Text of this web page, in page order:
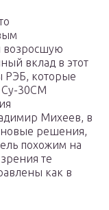
возросшую
вклад в этот
РЭБ, которые
Су-30СМ
Михеев, в
новые решения,
похожим на
те
как в